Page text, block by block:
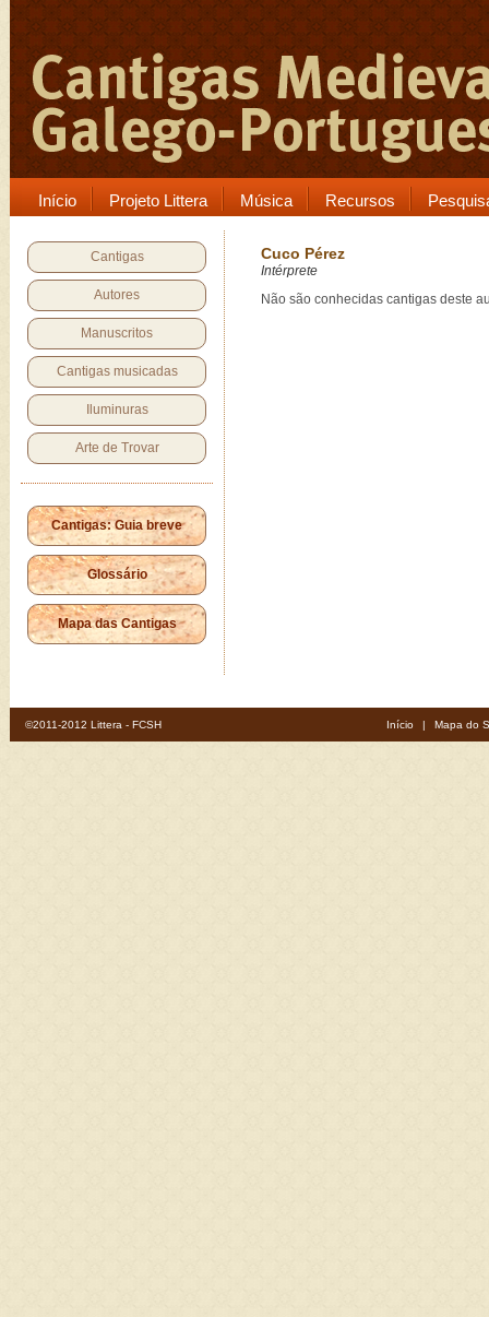
Início Projeto Littera Música Recursos
Cantigas
Autores
Manuscritos
Cantigas musicadas
Iluminuras
Arte de Trovar
Cantigas: Guia breve
Glossário
Mapa das Cantigas
Cuco Pérez
Intérprete
Não são conhecidas cantigas deste
©2011-2012 Littera - FCSH Início | Mapa do